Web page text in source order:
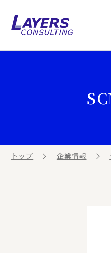
コ
コ
ビ
お
トップ 企業情報